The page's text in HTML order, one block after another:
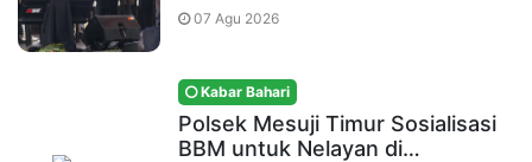
07 Agu 2026
Kabar Bahari
Polsek Mesuji Timur Sosialisasi
BBM untuk Nelayan di…